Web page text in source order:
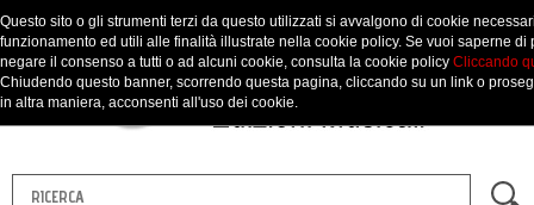
Questo sito o gli strumenti terzi da questo utilizzati si avvalgono di cookie
funzionamento ed utili alle finalità illustrate nella cookie policy. Se vuoi saperne di
negare il consenso a tutti o ad alcuni cookie, consulta la cookie policy Cliccando
Chiudendo questo banner, scorrendo questa pagina, cliccando su un link o
in altra maniera, acconsenti all'uso dei cookie.